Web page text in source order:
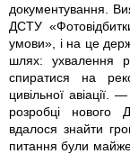
документування.
ДСТУ
умови», і на це
шлях: ухвалення
спиратися на
цивільної
розробці
вдалося знайти
питання були майже